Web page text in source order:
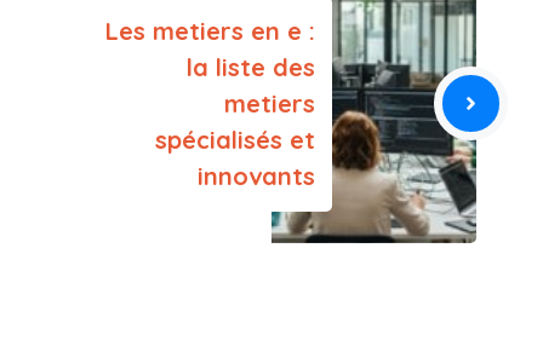
Les metiers en e :
la liste des
metiers
spécialisés et
innovants